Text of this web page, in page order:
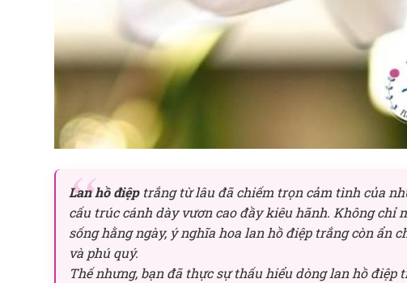
Lan hồ điệptrắng từ lâu đã chiếm trọn cảm tình của
cấu trúc cánh dày vươn cao đầy kiêu hãnh. Không
sống hằng ngày, ý nghĩa hoa lan hồ điệp trắng còn ẩn
và phú quý.
Thế nhưng, bạn đã thực sự thấu hiểu dòng lan hồ